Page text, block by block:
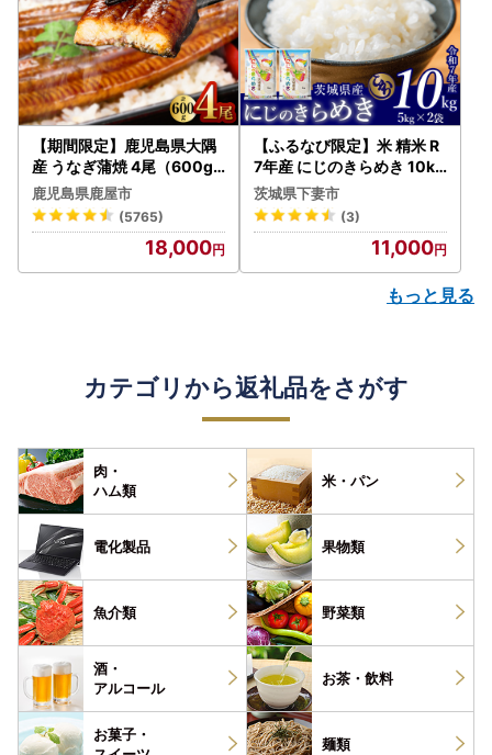
【期間限定】鹿児島県大隅
産 うなぎ蒲焼 4尾（600g
） KN007-004-04-cp18
うなぎ 鰻 魚 惣菜 総菜
鹿児島県鹿屋市
(5765)
18,000
【ふるなび限定】米 精米 R
7年産 にじのきらめき 10kg
10月 FN-Limited-PR
茨城県下妻市
(3)
11,000
もっと見る
カテゴリから返礼品をさがす
肉・
ハム類
米・パン
電化製品 果物類
魚介類 野菜類
酒・
アルコール
お茶・ 飲料
お菓子・
麺類